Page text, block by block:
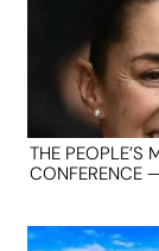
THE PEOPLE’S
CONFERENCE